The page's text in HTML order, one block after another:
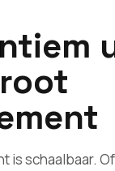
is schaalbaar.